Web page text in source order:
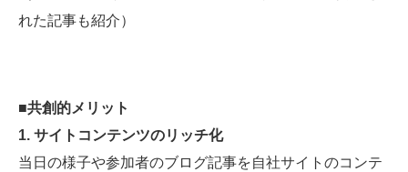
れた記事も紹介）
■共創的メリット
1. サイトコンテンツのリッチ化
当日の様子や参加者のブログ記事を自社サイトのコンテ